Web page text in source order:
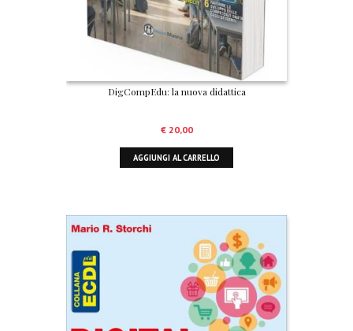
DigCompEdu: la nuova didattica
€20,00
AGGIUNGI AL CARRELLO